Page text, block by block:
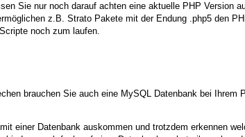
Sie nur noch darauf achten eine aktuelle PHP Version
z.B. Strato Pakete mit der Endung .php5 den
noch zum laufen.
brauchen Sie auch eine MySQL Datenbank bei
einer Datenbank auskommen und trotzdem erkennen